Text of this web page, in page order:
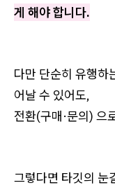
게 해야 합니다.
다만 단순히 유행하
어날 수 있어도,
전환(구매·문의) 으
그렇다면 타깃의 눈